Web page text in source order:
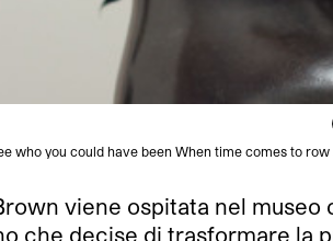
who you could have been When time comes to
viene ospitata nel
che decise di trasformare la